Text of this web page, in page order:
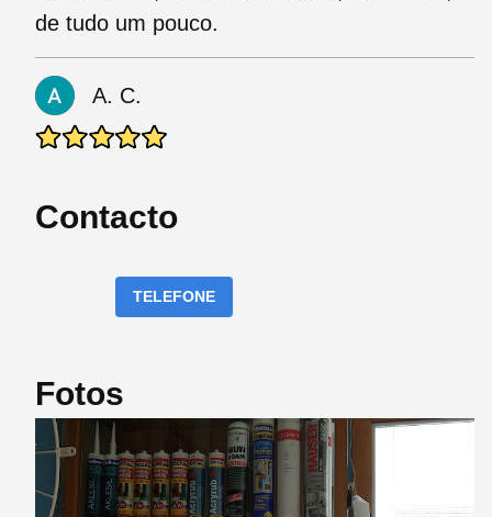
de tudo um pouco.
A. C.
Contacto
TELEFONE
Fotos